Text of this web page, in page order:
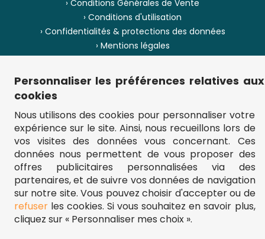
› Conditions Générales de Vente
› Conditions d'utilisation
› Confidentialités & protections des données
› Mentions légales
› Paiement
› Pièces de puzzle manquantes ?
› Plan du site
** Frais d'envoi = 6,95 € (France) / gratuit à partir de 45 €.
fou-de-puzzle.com : le site référence pour acheter des puzzles de
qualité à bon prix.
© Fou-de-puzzle.com 2011 - 2026
Personnaliser les préférences relatives aux
cookies
Nous utilisons des cookies pour personnaliser votre
expérience sur le site. Ainsi, nous recueillons lors de
vos visites des données vous concernant. Ces
données nous permettent de vous proposer des
offres publicitaires personnalisées via des
partenaires, et de suivre vos données de navigation
sur notre site. Vous pouvez choisir d'accepter ou de
refuserles cookies. Si vous souhaitez en savoir plus,
cliquez sur « Personnaliser mes choix ».